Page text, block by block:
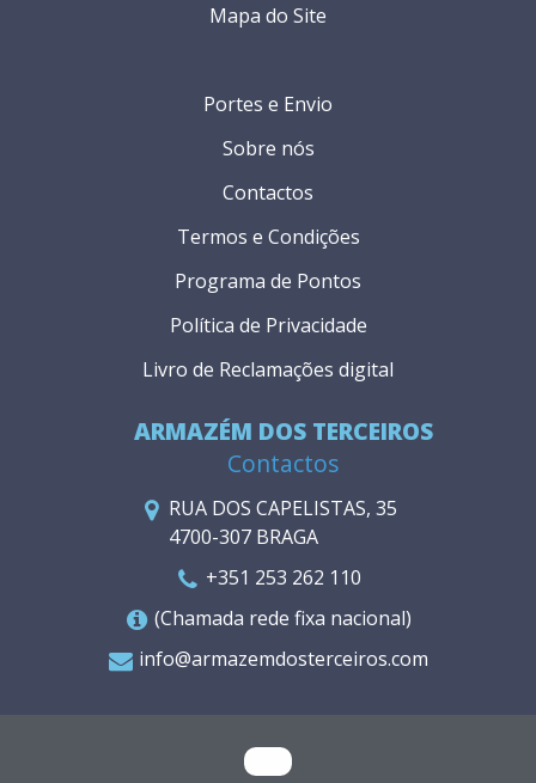
ARMAZÉM DOS TERCEIROS
Contactos
RUA DOS CAPELISTAS, 35
4700-307 BRAGA
+351 253 262 110
(Chamada rede fixa nacional)
info@armazemdosterceiros.com
Portes e Envio
Sobre nós
Contactos
Termos e Condições
Programa de Pontos
Política de Privacidade
Livro de Reclamações digital
Mapa do Site